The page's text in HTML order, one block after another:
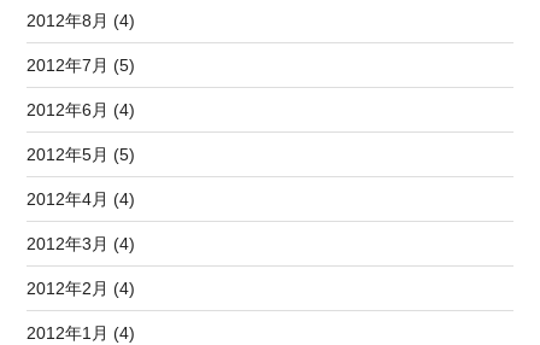
2012年8月 (4)
2012年7月 (5)
2012年6月 (4)
2012年5月 (5)
2012年4月 (4)
2012年3月 (4)
2012年2月 (4)
2012年1月 (4)